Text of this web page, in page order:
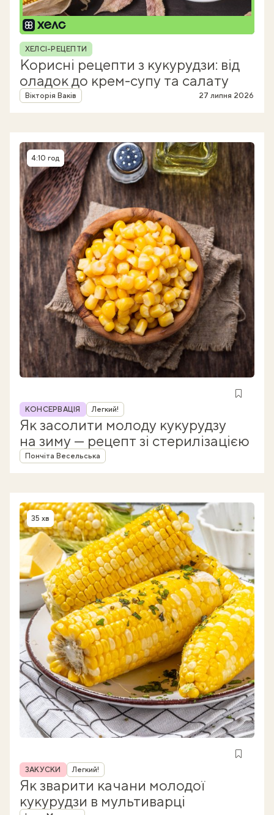
Рубрика
ХЕЛСІ-РЕЦЕПТИ
Корисні рецепти з кукурудзи: від
оладок до крем-супу та салату
Автор
Вікторія Ваків 27 липня 2026
Час приготування
4:10 год
Рубрика
КОНСЕРВАЦІЯ Легкий!
Як засолити молоду кукурудзу
на зиму — рецепт зі стерилізацією
Автор
Пончіта Весельська
Час приготування
35 хв
Рубрика
ЗАКУСКИ Легкий!
Як зварити качани молодої
кукурудзи в мультиварці